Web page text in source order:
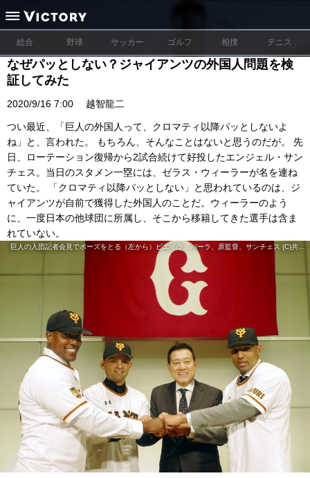
総合 野球 サッカー ゴルフ 相撲 テニス
なぜパッとしない？ジャイアンツの外国人問題を検
証してみた
2020/9/16 7:00 越智龍二
つい最近、「巨人の外国人って、クロマティ以降パッとしないよ
ね」と、言われた。 もちろん、そんなことはないと思うのだが。 先
日、ローテーション復帰から2試合続けて好投したエンジェル・サン
チェス。当日のスタメン一塁には、ゼラス・ウィーラーが名を連ね
ていた。 「クロマティ以降パッとしない」と思われているのは、ジ
ャイアンツが自前で獲得した外国人のことだ。ウィーラーのよう
に、一度日本の他球団に所属し、そこから移籍してきた選手は含ま
れていない。
巨人の入団記者会見でポーズをとる（左から）ビエイラ、パーラ、原監督、サンチェス (C)共同通信